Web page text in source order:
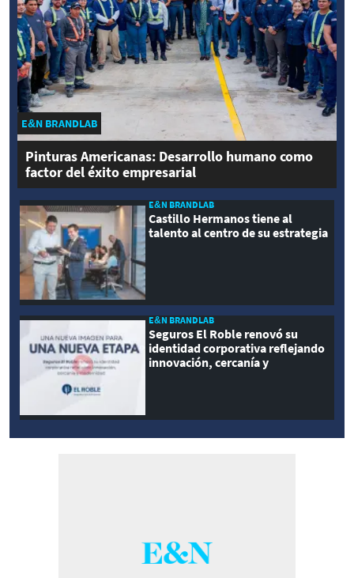
E&N BRANDLAB
Pinturas Americanas: Desarrollo humano como
factor del éxito empresarial
E&N BRANDLAB
Castillo Hermanos tiene al
talento al centro de su estrategia
E&N BRANDLAB
Seguros El Roble renovó su
identidad corporativa reflejando
innovación, cercanía y